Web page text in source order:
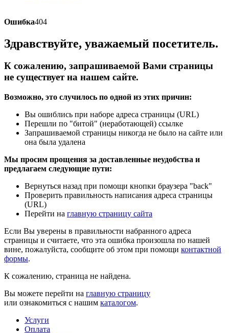
Ошибка404
Здравствуйте, уважаемый посетитель.
К сожалению, запрашиваемой Вами страницы
не существует на нашем сайте.
Возможно, это случилось по одной из этих причин:
Вы ошиблись при наборе адреса страницы (URL)
Перешли по "битой" (неработающей) ссылке
Запрашиваемой страницы никогда не было на сайте или
она была удалена
Мы просим прощения за доставленные неудобства и
предлагаем следующие пути:
Вернуться назад при помощи кнопки браузера "back"
Проверить правильность написания адреса страницы
(URL)
Перейти на главную страницу сайта
Если Вы уверены в правильности набранного адреса
страницы и считаете, что эта ошибка произошла по нашей
вине, пожалуйста, сообщите об этом при помощи контактной
формы.
К сожалению, страница не найдена.
Вы можете перейти на главную страницу
или ознакомиться с нашим каталогом.
Услуги
Оплата